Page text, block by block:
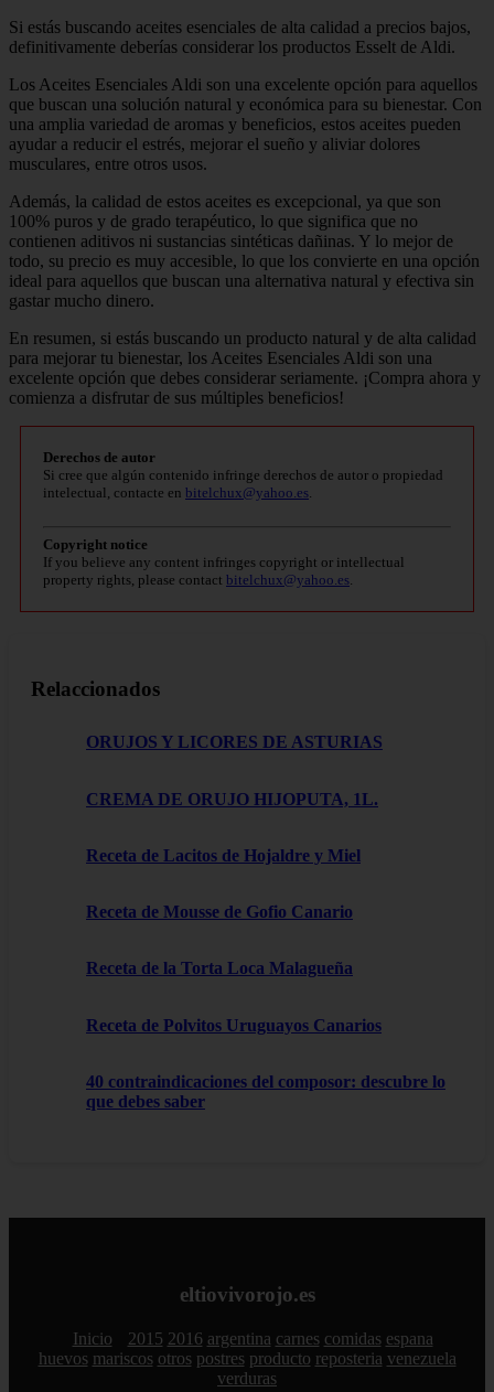
Si estás buscando aceites esenciales de alta calidad a precios bajos,
definitivamente deberías considerar los productos Esselt de Aldi.
Los Aceites Esenciales Aldi son una excelente opción para aquellos
que buscan una solución natural y económica para su bienestar. Con
una amplia variedad de aromas y beneficios, estos aceites pueden
ayudar a reducir el estrés, mejorar el sueño y aliviar dolores
musculares, entre otros usos.
Además, la calidad de estos aceites es excepcional, ya que son
100% puros y de grado terapéutico, lo que significa que no
contienen aditivos ni sustancias sintéticas dañinas. Y lo mejor de
todo, su precio es muy accesible, lo que los convierte en una opción
ideal para aquellos que buscan una alternativa natural y efectiva sin
gastar mucho dinero.
En resumen, si estás buscando un producto natural y de alta calidad
para mejorar tu bienestar, los Aceites Esenciales Aldi son una
excelente opción que debes considerar seriamente. ¡Compra ahora y
comienza a disfrutar de sus múltiples beneficios!
Derechos de autor
Si cree que algún contenido infringe derechos de autor o propiedad
intelectual, contacte en bitelchux@yahoo.es
Copyright notice
If you believe any content infringes copyright or intellectual
property rights, please contact bitelchux@yahoo.es
Relaccionados
ORUJOS Y LICORES DE ASTURIAS
CREMA DE ORUJO HIJOPUTA, 1L.
Receta de Lacitos de Hojaldre y Miel
Receta de Mousse de Gofio Canario
Receta de la Torta Loca Malagueña
Receta de Polvitos Uruguayos Canarios
40 contraindicaciones del composor: descubre lo
que debes saber
eltiovivorojo.es
Inicio 2015 2016 argentina carnes comidas espana
huevos mariscos otros postres producto reposteria venezuela
verduras